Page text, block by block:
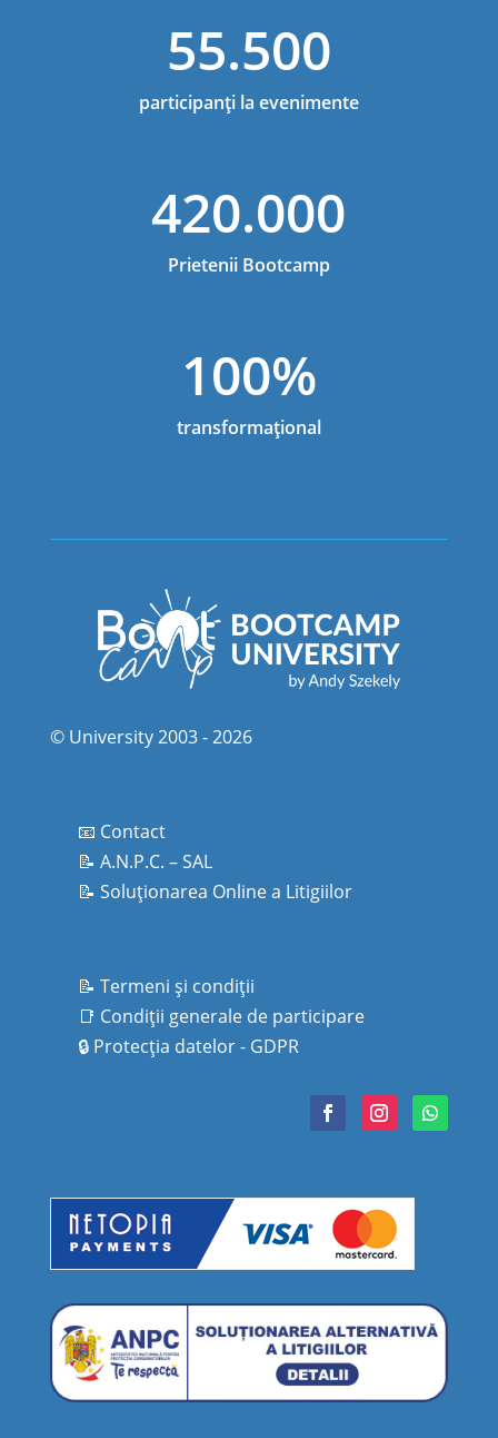
55.500
participanți la evenimente
420.000
Prietenii Bootcamp
100%
transformațional
© University 2003 - 2026
📧 Contact
📝 A.N.P.C. – SAL
📝 Soluționarea Online a Litigiilor
📝 Termeni şi condiţii
📑 Condiţii generale de participare
🔒 Protecţia datelor - GDPR